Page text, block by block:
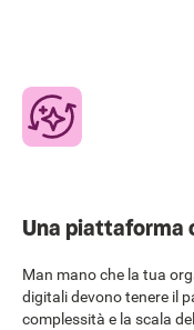
Una piattaforma
Man mano che la tua
digitali devono tenere il
complessità e la scala